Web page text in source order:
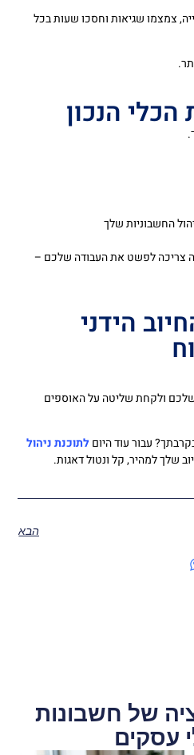
צמצמו שגיאות וחסכו שעות בכל
הנכון
החשבוניות שלך
צריכה לפשט את העבודה שלכם –
הידני
ולקחת שליטה על האוספים
עבור עוד היום לתוכנת ניהול
שלך למהיר, קל ונטול דאגות.
הבא
של חשבונות
עסקים